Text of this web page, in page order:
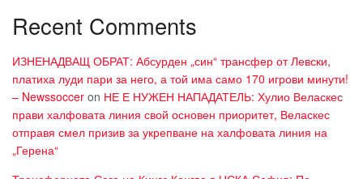
Recent Comments
ИЗНЕНАДВАЩ ОБРАТ: Абсурден „син“ трансфер от Левски,
платиха луди пари за него, а той има само 170 игрови минути!
– Newssoccer on НЕ Е НУЖЕН НАПАДАТЕЛЬ: Хулио Веласкес
прави халфовата линия свой основен приоритет, Веласкес
отправя смел призив за укрепване на халфовата линия на
„Герена“